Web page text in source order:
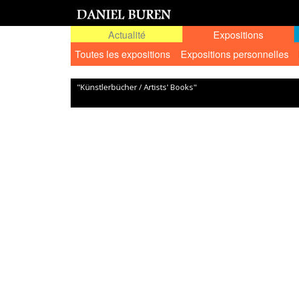
Actualité
Expositions
Toutes les expositions
Expositions personnelles
"Künstlerbücher / Artists' Books"